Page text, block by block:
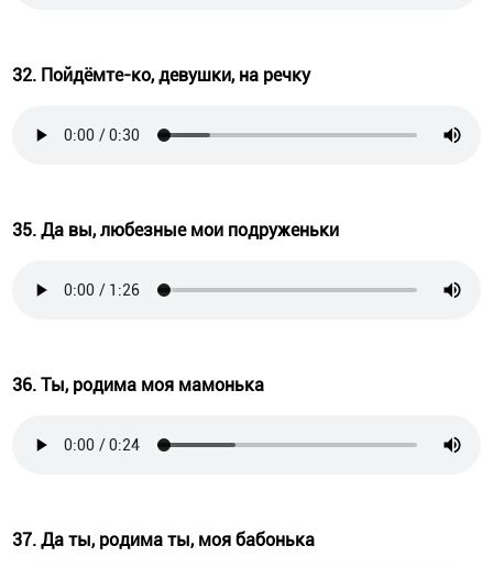
32. Пойдёмте-ко, девушки, на речку
35. Да вы, любезные мои подруженьки
36. Ты, родима моя мамонька
37. Да ты, родима ты, моя бабонька